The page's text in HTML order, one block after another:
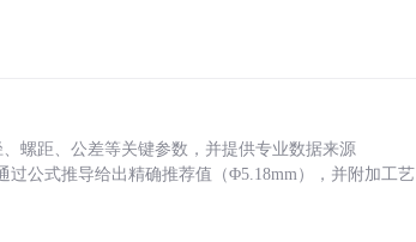
螺距、公差等关键参数，并提供专业数据来源
过公式推导给出精确推荐值（Φ5.18mm），并附加工艺